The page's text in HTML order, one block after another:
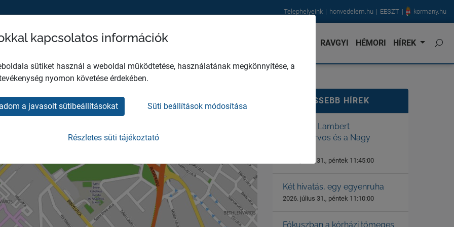
Telephelyeink honvedelem.hu EESZT kormany.hu
MH EGÉSZSÉGÜGYI KÖZPONT RAVGYI HÉMORI HÍREK
- RAVGYI
LEGFRISSEBB HÍREK
Dr. Gerstl Lambert
főtörzsorvos és a Nagy
2026. július 31., péntek 11:45:00
Két hivatás, egy egyenruha
2026. július 31., péntek 11:10:00
Fókuszban a kórházi tömeges
kapcsolatos információk
sütiket használ a weboldal működtetése, használatának megkönnyítése, a
nyomon követése érdekében.
a javasolt sütibeállításokat Süti beállítások módosítása
Részletes süti tájékoztató